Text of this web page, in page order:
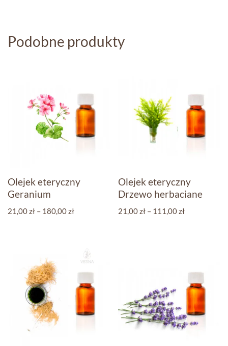
Podobne produkty
Olejek eteryczny
Geranium
21,00zł – 180,00zł
Olejek eteryczny
Drzewo herbaciane
21,00zł – 111,00zł